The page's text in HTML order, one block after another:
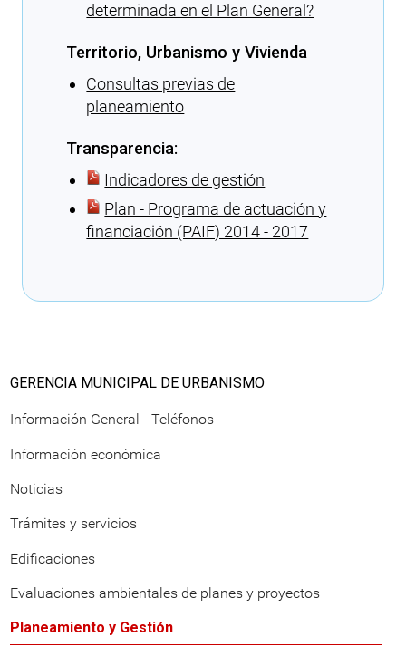
determinada en el Plan General?
Territorio, Urbanismo y Vivienda
Consultas previas de
planeamiento
Transparencia:
Indicadores de gestión
Plan - Programa de actuación y
financiación (PAIF) 2014 - 2017
GERENCIA MUNICIPAL DE URBANISMO
Información General - Teléfonos
Información económica
Noticias
Trámites y servicios
Edificaciones
Evaluaciones ambientales de planes y proyectos
Planeamiento y Gestión